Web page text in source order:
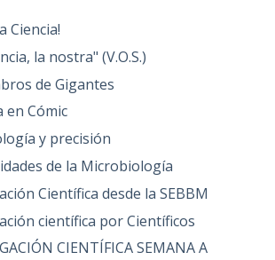
Ciencia!
la nostra" (V.O.S.)
de Gigantes
en Cómic
y precisión
de la Microbiología
Científica desde la SEBBM
científica por Científicos
CIENTÍFICA SEMANA A